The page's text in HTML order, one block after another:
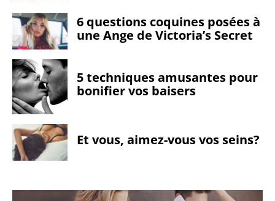
6 questions coquines posées à
une Ange de Victoria’s Secret
5 techniques amusantes pour
bonifier vos baisers
Et vous, aimez-vous vos seins?